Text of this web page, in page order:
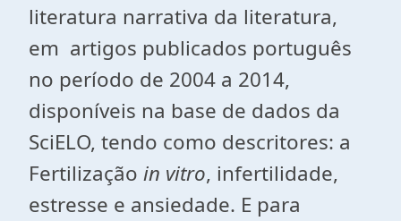
literatura narrativa da literatura,
em artigos publicados português
no período de 2004 a 2014,
disponíveis na base de dados da
SciELO, tendo como descritores: a
Fertilização in vitro, infertilidade,
estresse e ansiedade. E para